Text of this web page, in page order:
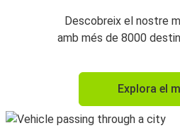
Descobreix el nostre
amb més de 8000
Explora el